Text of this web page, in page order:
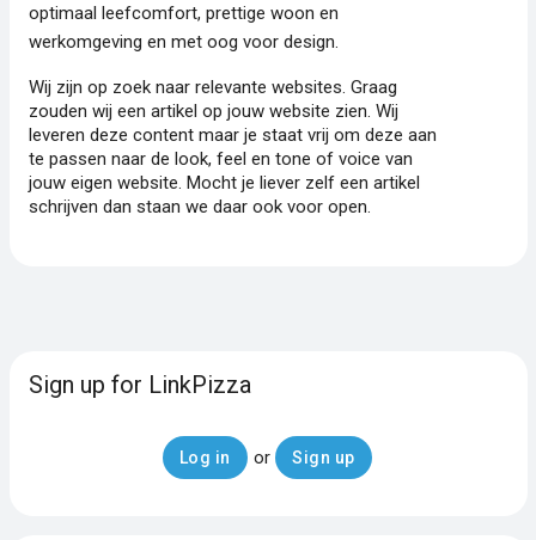
optimaal leefcomfort, prettige woon en
werkomgeving en met oog voor design.
Wij zijn op zoek naar relevante websites. Graag
zouden wij een artikel op jouw website zien. Wij
leveren deze content maar je staat vrij om deze aan
te passen naar de look, feel en tone of voice van
jouw eigen website. Mocht je liever zelf een artikel
schrijven dan staan we daar ook voor open.
Sign up for LinkPizza
Log in or Sign up